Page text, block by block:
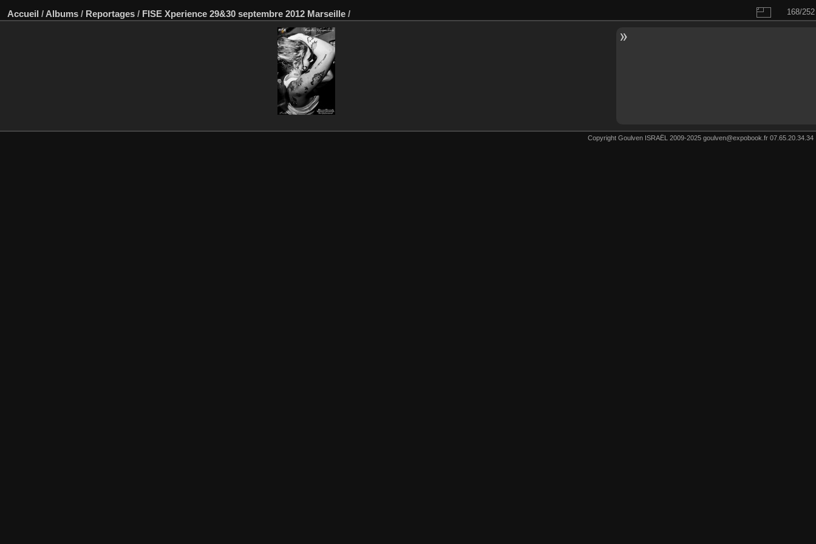
Accueil / Albums / Reportages / FISE Xperience 29&30 septembre 2012 Marseille / 168/252
Copyright Goulven ISRAËL 2009-2025 goulven@expobook.fr 07.65.20.34.34